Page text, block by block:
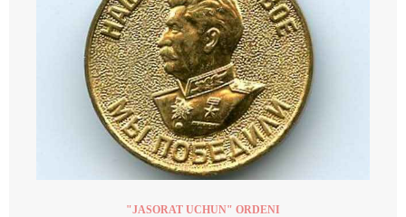
"JASORAT UCHUN" ORDENI